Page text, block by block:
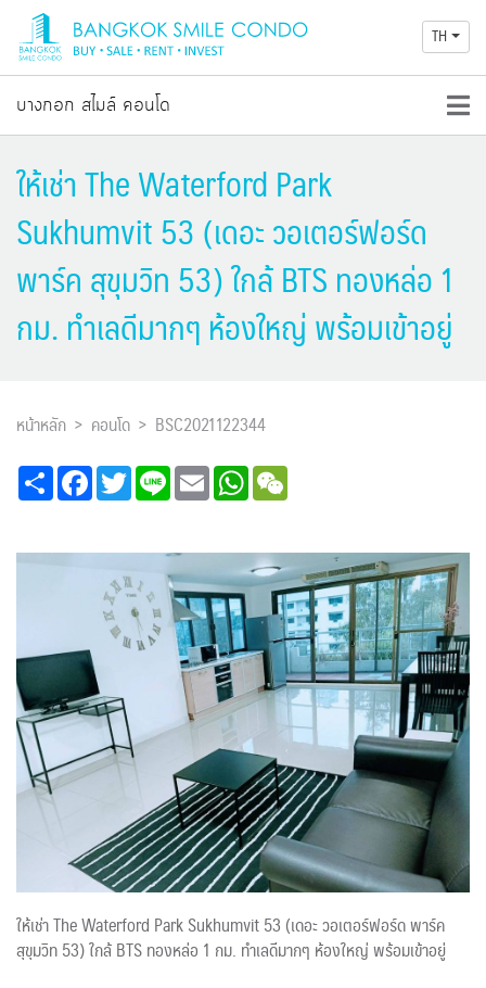
TH
บางกอก สไมล์ คอนโด
ให้เช่า The Waterford Park
Sukhumvit 53 (เดอะ วอเตอร์ฟอร์ด
พาร์ค สุขุมวิท 53) ใกล้ BTS ทองหล่อ 1
กม. ทำเลดีมากๆ ห้องใหญ่ พร้อมเข้าอยู่
หน้าหลัก คอนโด
BSC2021122344
Share FacebookTwitterLine Email WhatsApp
ให้เช่า The Waterford Park Sukhumvit 53 (เดอะ วอเตอร์ฟอร์ด พาร์ค
สุขุมวิท 53) ใกล้ BTS ทองหล่อ 1 กม. ทำเลดีมากๆ ห้องใหญ่ พร้อมเข้าอยู่